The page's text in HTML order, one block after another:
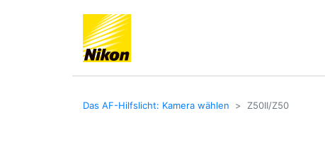
Das AF-Hilfslicht: Kamera wählen Z50II/Z50